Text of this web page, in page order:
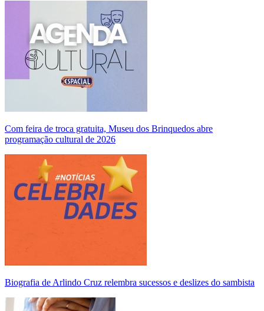
Com feira de troca gratuita, Museu dos Brinquedos abre
programação cultural de 2026
Biografia de Arlindo Cruz relembra sucessos e deslizes do sambista